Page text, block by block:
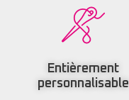
Entièrement
personnalisable